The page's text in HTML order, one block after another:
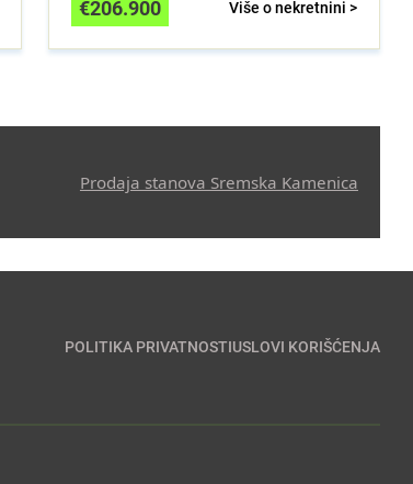
Više o nekretnini >
€206.900
Prodaja stanova Sremska Kamenica
POLITIKA PRIVATNOSTIUSLOVI KORIŠĆENJA